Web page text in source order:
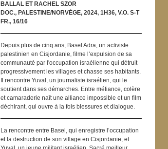
BALLAL ET RACHEL SZOR
DOC., PALESTINE/NORVÈGE, 2024, 1H36, V.O. S-T
FR., 16/16
Depuis plus de cinq ans, Basel Adra, un activiste
palestinien en Cisjordanie, filme l’expulsion de sa
communauté par l'occupation israélienne qui détruit
progressivement les villages et chasse ses habitants.
Il rencontre Yuval, un journaliste israélien, qui le
soutient dans ses démarches. Entre méfiance, colère
et camaraderie naît une alliance impossible et un film
déchirant, qui ouvre à la fois blessures et dialogue.
La rencontre entre Basel, qui enregistre l’occupation
et la destruction de son village en Cisjordanie, et